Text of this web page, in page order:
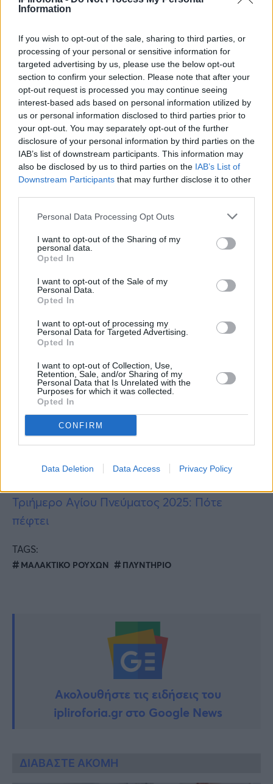
Information
If you wish to opt-out of the sale, sharing to third parties, or
processing of your personal or sensitive information for
targeted advertising by us, please use the below opt-out
section to confirm your selection. Please note that after your
opt-out request is processed you may continue seeing
interest-based ads based on personal information utilized by
us or personal information disclosed to third parties prior to
your opt-out. You may separately opt-out of the further
disclosure of your personal information by third parties on the
IAB’s list of downstream participants. This information may
also be disclosed by us to third parties on the IAB’s List of
Downstream Participants that may further disclose it to other
Personal Data Processing Opt Outs
I want to opt-out of the Sharing of my
personal data.
Opted In
I want to opt-out of the Sale of my
Personal Data.
Opted In
I want to opt-out of processing my
Personal Data for Targeted Advertising.
Opted In
I want to opt-out of Collection, Use,
Retention, Sale, and/or Sharing of my
Personal Data that Is Unrelated with the
Purposes for which it was collected.
Opted In
CONFIRM
Data Deletion Data Access Privacy Policy
Βάζετε πάρα πολύ μαλακτικό
κάνει τα ρούχα σας να μυρίζουν πιο ωραία.
Βάλτε πάντα τη συνιστώμενη δόση
μαλακτικού.
Σπάνια κέρματα των δύο ευρώ: Αυτά θα σας
κάνουν πλούσιους αν τα έχετε
Τις έλεγε και ο Άγιος Παΐσιος: Οι 9 σωτήριες
βοήθεια της
Τριήμερο Αγίου Πνεύματος 2025: Πότε
πέφτει
TAGS:
ΜΑΛΑΚΤΙΚΟ ΡΟΥΧΩΝ ΠΛΥΝΤΗΡΙΟ
Ακολουθήστε τις ειδήσεις του
ipliroforia.gr στο Google News
ΔΙΑΒΑΣΤΕ ΑΚΟΜΗ